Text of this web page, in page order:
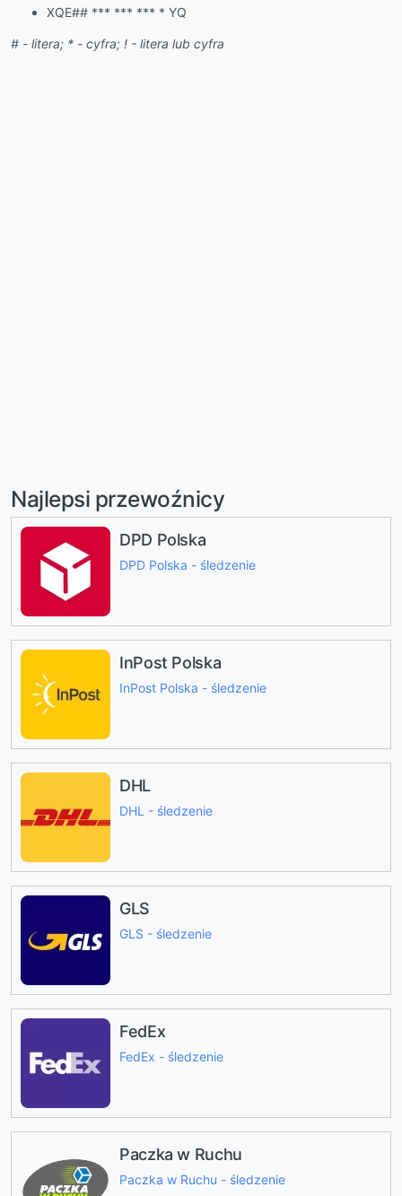
XQE## *** *** *** * YQ
# - litera; * - cyfra; ! - litera lub cyfra
Najlepsi przewoźnicy
DPD Polska
DPD Polska - śledzenie
InPost Polska
InPost Polska - śledzenie
DHL
DHL - śledzenie
GLS
GLS - śledzenie
FedEx
FedEx - śledzenie
Paczka w Ruchu
Paczka w Ruchu - śledzenie